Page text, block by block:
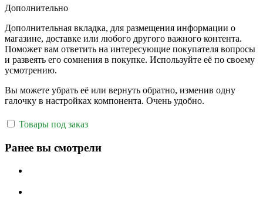
Дополнительно
Дополнительная вкладка, для размещения информации о
магазине, доставке или любого другого важного контента.
Поможет вам ответить на интересующие покупателя вопросы
и развеять его сомнения в покупке. Используйте её по своему
усмотрению.
Вы можете убрать её или вернуть обратно, изменив одну
галочку в настройках компонента. Очень удобно.
Товары под заказ
Ранее вы смотрели